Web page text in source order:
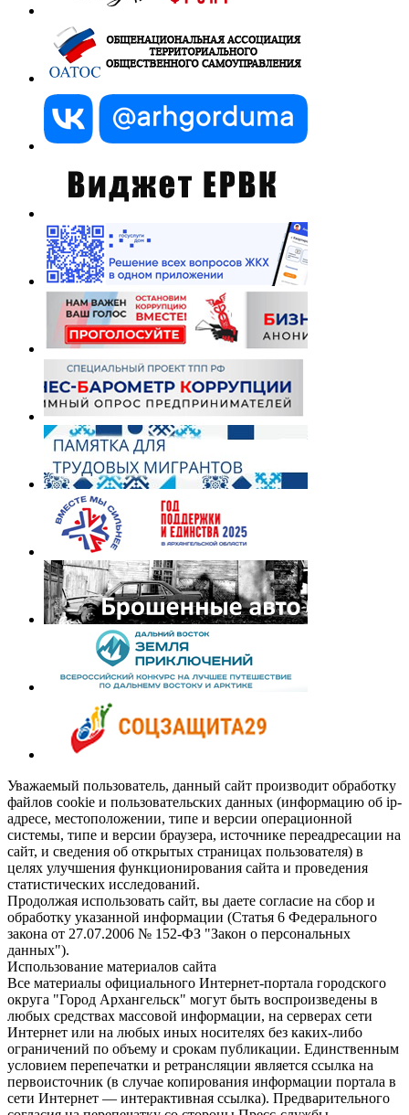
Уважаемый пользователь, данный сайт производит обработку
файлов cookie и пользовательских данных (информацию об ip-
адресе, местоположении, типе и версии операционной
системы, типе и версии браузера, источнике переадресации на
сайт, и сведения об открытых страницах пользователя) в
целях улучшения функционирования сайта и проведения
статистических исследований.
Продолжая использовать сайт, вы даете согласие на сбор и
обработку указанной информации (Статья 6 Федерального
закона от 27.07.2006 № 152-ФЗ "Закон о персональных
данных").
Использование материалов сайта
Все материалы официального Интернет-портала городского
округа "Город Архангельск" могут быть воспроизведены в
любых средствах массовой информации, на серверах сети
Интернет или на любых иных носителях без каких-либо
ограничений по объему и срокам публикации. Единственным
условием перепечатки и ретрансляции является ссылка на
первоисточник (в случае копирования информации портала в
сети Интернет — интерактивная ссылка). Предварительного